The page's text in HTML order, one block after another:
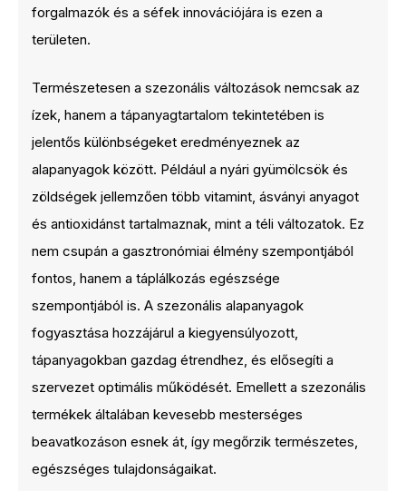
forgalmazók és a séfek innovációjára is ezen a
területen.
Természetesen a szezonális változások nemcsak az
ízek, hanem a tápanyagtartalom tekintetében is
jelentős különbségeket eredményeznek az
alapanyagok között. Például a nyári gyümölcsök és
zöldségek jellemzően több vitamint, ásványi anyagot
és antioxidánst tartalmaznak, mint a téli változatok. Ez
nem csupán a gasztronómiai élmény szempontjából
fontos, hanem a táplálkozás egészsége
szempontjából is. A szezonális alapanyagok
fogyasztása hozzájárul a kiegyensúlyozott,
tápanyagokban gazdag étrendhez, és elősegíti a
szervezet optimális működését. Emellett a szezonális
termékek általában kevesebb mesterséges
beavatkozáson esnek át, így megőrzik természetes,
egészséges tulajdonságaikat.